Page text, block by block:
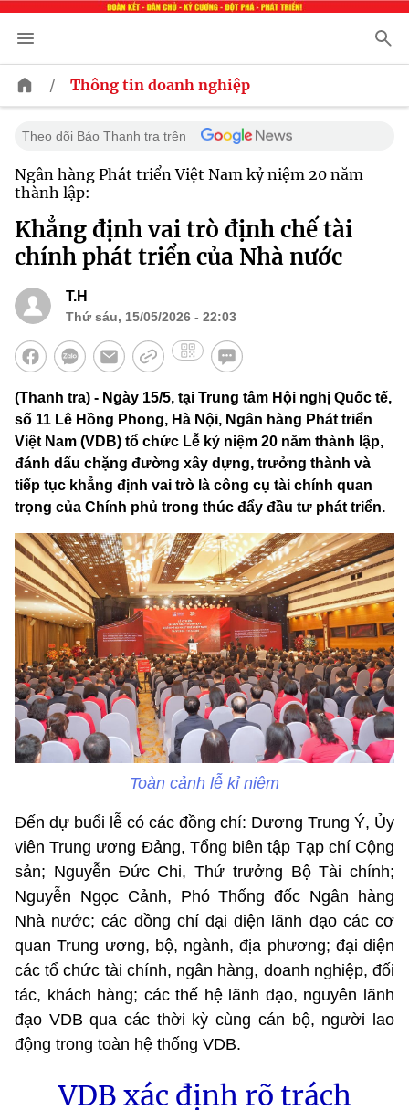
/ Thông tin doanh nghiệp
Theo dõi Báo Thanh tra trên
Ngân hàng Phát triển Việt Nam kỷ niệm 20 năm
thành lập:
Khẳng định vai trò định chế tài
chính phát triển của Nhà nước
T.H
Thứ sáu, 15/05/2026 - 22:03
(Thanh tra) - Ngày 15/5, tại Trung tâm Hội nghị Quốc tế,
số 11 Lê Hồng Phong, Hà Nội, Ngân hàng Phát triển
Việt Nam (VDB) tổ chức Lễ kỷ niệm 20 năm thành lập,
đánh dấu chặng đường xây dựng, trưởng thành và
tiếp tục khẳng định vai trò là công cụ tài chính quan
trọng của Chính phủ trong thúc đẩy đầu tư phát triển.
Toàn cảnh lễ kỉ niêm
Đến dự buổi lễ có các đồng chí: Dương Trung Ý, Ủy
viên Trung ương Đảng, Tổng biên tập Tạp chí Cộng
sản; Nguyễn Đức Chi, Thứ trưởng Bộ Tài chính;
Nguyễn Ngọc Cảnh, Phó Thống đốc Ngân hàng
Nhà nước; các đồng chí đại diện lãnh đạo các cơ
quan Trung ương, bộ, ngành, địa phương; đại diện
các tổ chức tài chính, ngân hàng, doanh nghiệp, đối
tác, khách hàng; các thế hệ lãnh đạo, nguyên lãnh
đạo VDB qua các thời kỳ cùng cán bộ, người lao
động trong toàn hệ thống VDB.
VDB xác định rõ trách